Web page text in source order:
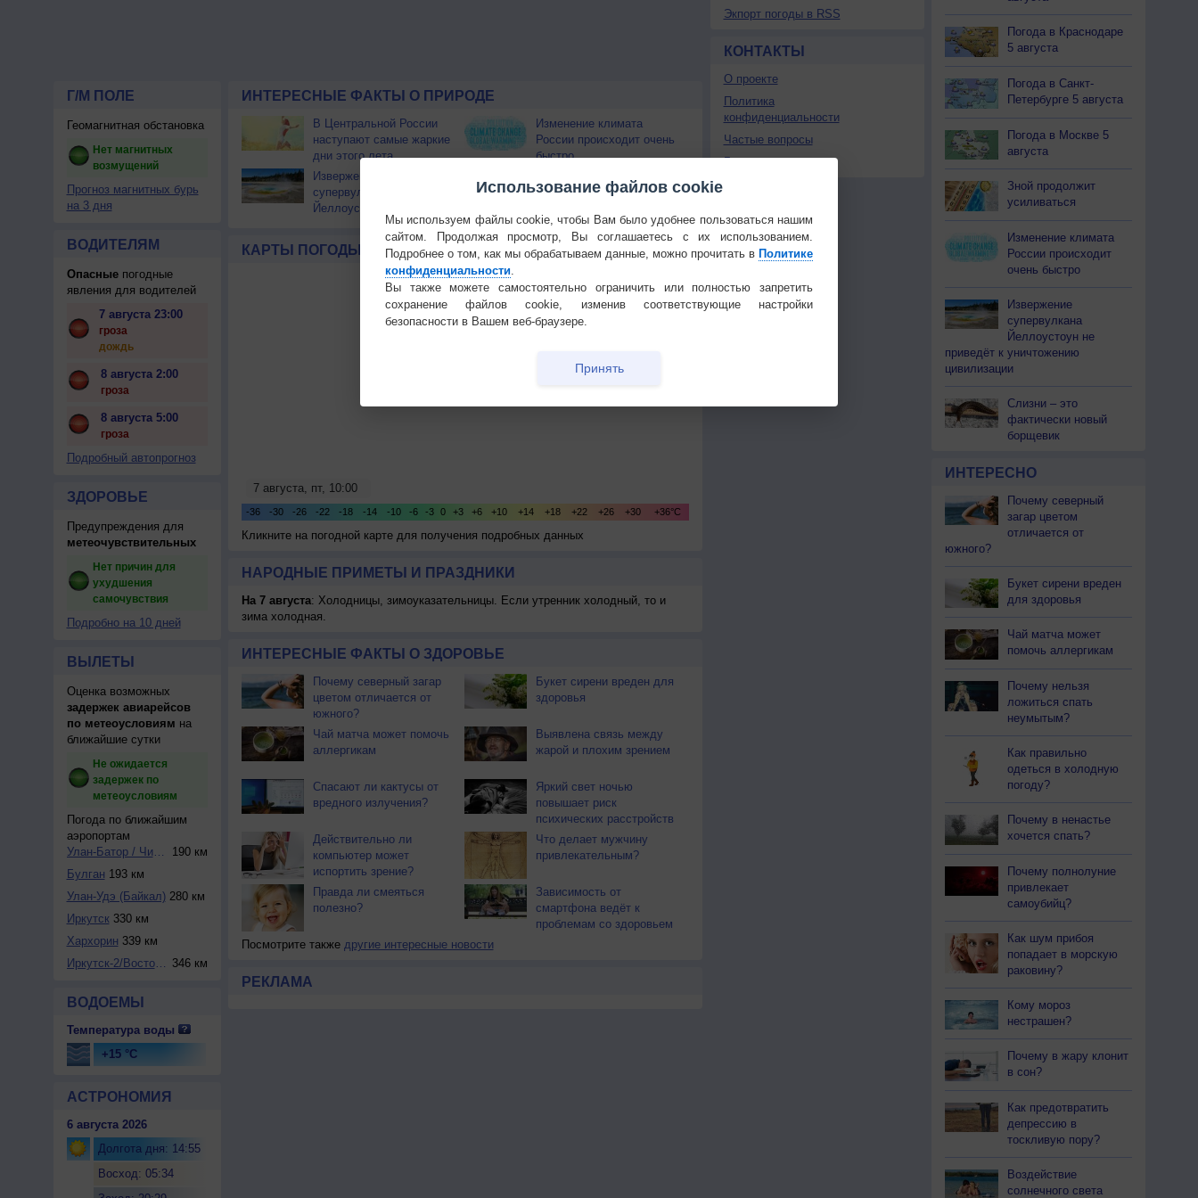
Г/М ПОЛЕ
Геомагнитная обстановка
Нет магнитных
возмущений
Прогноз магнитных бурь
на 3 дня
ВОДИТЕЛЯМ
Опасныепогодные
явления для водителей
7 августа 23:00
гроза
дождь
8 августа 2:00
гроза
8 августа 5:00
гроза
Подробный автопрогноз
ЗДОРОВЬЕ
Предупреждения для
метеочувствительных
Нет причин для
ухудшения
самочувствия
Подробно на 10 дней
ВЫЛЕТЫ
Оценка возможных
задержек авиарейсов
по метеоусловиям на
ближайшие сутки
Не ожидается
задержек по
метеоусловиям
Погода по ближайшим
аэропортам
Улан-Батор / Чинг...
190 км
Булган 193 км
Улан-Удэ (Байкал)280 км
Иркутск330 км
Хархорин 339 км
Иркутск-2/Восточн... 346 км
ВОДОЕМЫ
Температура воды
+15 °C
АСТРОНОМИЯ
6 августа 2026
Долгота дня: 14:55
Восход: 05:34
ИНТЕРЕСНЫЕ ФАКТЫ О ПРИРОДЕ
В Центральной России
наступают самые жаркие
дни этого лета
Изменение климата
России происходит очень
быстро
Извержение
супервулкана
Йеллоустоун не приведёт
к уничтожению
лесные пожары
КАРТЫ ПОГОДЫ Температура Облачность Осадки
Кликните на погодной карте для получения подробных данных
НАРОДНЫЕ ПРИМЕТЫ И ПРАЗДНИКИ
На 7 августа: Холодницы, зимоуказательницы. Если утренник холодный, то и
зима холодная.
ИНТЕРЕСНЫЕ ФАКТЫ О ЗДОРОВЬЕ
Почему северный загар
цветом отличается от
южного?
Букет сирени вреден для
здоровья
Чай матча может помочь
аллергикам
Выявлена связь между
жарой и плохим зрением
Спасают ли кактусы от
вредного излучения?
Яркий свет ночью
повышает риск
психических расстройств
Действительно ли
компьютер может
испортить зрение?
Что делает мужчину
привлекательным?
Правда ли смеяться
полезно?
Зависимость от
смартфона ведёт к
проблемам со здоровьем
Посмотрите также другие интересные новости
РЕКЛАМА
Экпорт погоды в RSS
КОНТАКТЫ
О проекте
Политика
конфиденциальности
Частые вопросы
Гостевая книга
Погода в Краснодаре
5 августа
Погода в Санкт-
Петербурге 5 августа
Погода в Москве 5
августа
Зной продолжит
усиливаться
Изменение климата
России происходит
очень быстро
Извержение
супервулкана
Йеллоустоун не
приведёт к уничтожению
цивилизации
Слизни – это
фактически новый
борщевик
ИНТЕРЕСНО
Почему северный
загар цветом
отличается от
южного?
Букет сирени вреден
для здоровья
Чай матча может
помочь аллергикам
Почему нельзя
ложиться спать
неумытым?
Как правильно
одеться в холодную
погоду?
Почему в ненастье
хочется спать?
Почему полнолуние
привлекает
самоубийц?
Как шум прибоя
попадает в морскую
раковину?
Кому мороз
нестрашен?
Почему в жару клонит
в сон?
Как предотвратить
депрессию в
тоскливую пору?
Воздействие
солнечного света
Использование файлов cookie
Мы используем файлы cookie, чтобы Вам было удобнее пользоваться нашим
сайтом. Продолжая просмотр, Вы соглашаетесь с их использованием.
Подробнее о том, как мы обрабатываем данные, можно прочитать в Политике
конфиденциальности.
Вы также можете самостоятельно ограничить или полностью запретить
сохранение файлов cookie, изменив соответствующие настройки
безопасности в Вашем веб-браузере.
Принять